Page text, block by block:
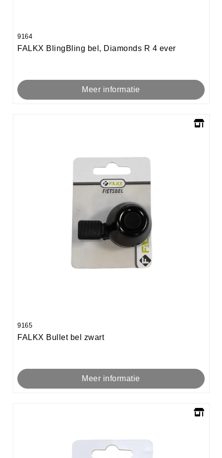
9164
FALKX BlingBling bel, Diamonds R 4 ever
Meer informatie
9165
FALKX Bullet bel zwart
Meer informatie